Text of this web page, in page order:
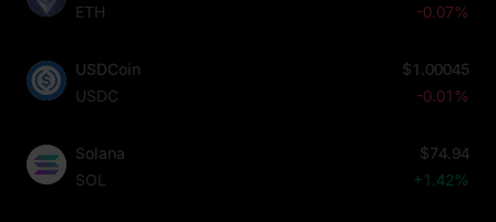
ETH
-0.07%
USDCoin
USDC
$1.00045
-0.01%
Solana
SOL
$74.94
+1.42%